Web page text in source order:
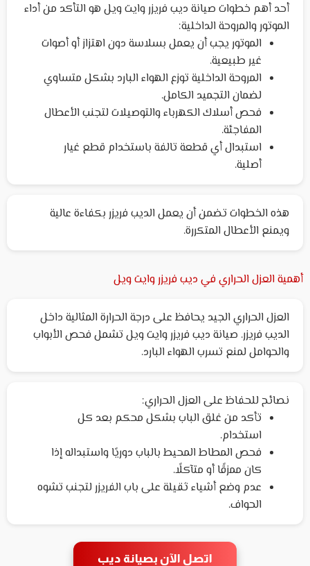
أحد أهم خطوات صيانة ديب فريزر وايت ويل هو التأكد من أداء
الموتور والمروحة الداخلية:
الموتور يجب أن يعمل بسلاسة دون اهتزاز أو أصوات
غير طبيعية.
المروحة الداخلية توزع الهواء البارد بشكل متساوي
لضمان التجميد الكامل.
فحص أسلاك الكهرباء والتوصيلات لتجنب الأعطال
المفاجئة.
استبدال أي قطعة تالفة باستخدام قطع غيار
أصلية.
هذه الخطوات تضمن أن يعمل الديب فريزر بكفاءة عالية
ويمنع الأعطال المتكررة.
أهمية العزل الحراري في ديب فريزر وايت ويل
العزل الحراري الجيد يحافظ على درجة الحرارة المثالية داخل
الديب فريزر. صيانة ديب فريزر وايت ويل تشمل فحص الأبواب
والحوامل لمنع تسرب الهواء البارد.
نصائح للحفاظ على العزل الحراري:
تأكد من غلق الباب بشكل محكم بعد كل
استخدام.
فحص المطاط المحيط بالباب دوريًا واستبداله إذا
كان ممزقًا أو متآكلًا.
عدم وضع أشياء ثقيلة على باب الفريزر لتجنب تشوه
الحواف.
اتصل الآن بصيانة ديب